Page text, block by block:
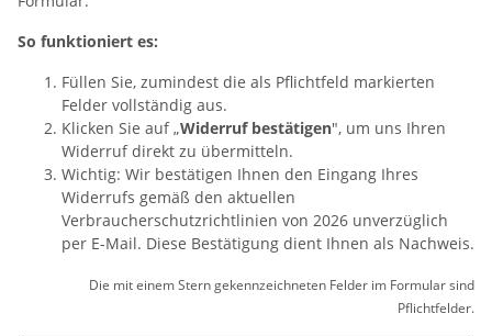
So funktioniert es:
Füllen Sie, zumindest die als Pflichtfeld markierten
Felder vollständig aus.
Klicken Sie auf „Widerruf bestätigen", um uns Ihren
Widerruf direkt zu übermitteln.
Wichtig: Wir bestätigen Ihnen den Eingang Ihres
Widerrufs gemäß den aktuellen
Verbraucherschutzrichtlinien von 2026 unverzüglich
per E-Mail. Diese Bestätigung dient Ihnen als Nachweis.
Die mit einem Stern gekennzeichneten Felder im Formular sind
Pflichtfelder.